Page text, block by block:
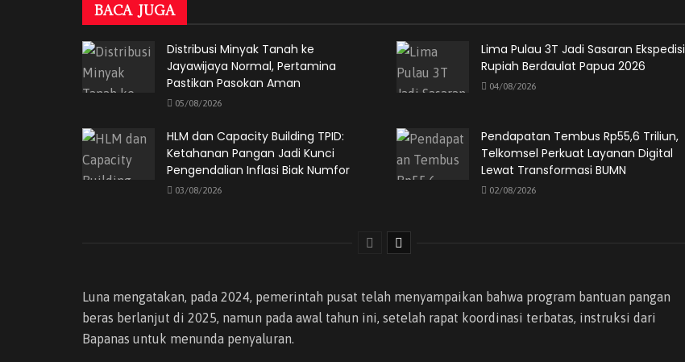
BACA JUGA
Distribusi Minyak Tanah ke
Jayawijaya Normal, Pertamina
Pastikan Pasokan Aman
05/08/2026
Lima Pulau 3T Jadi Sasaran Ekspedisi
Rupiah Berdaulat Papua 2026
04/08/2026
HLM dan Capacity Building TPID:
Ketahanan Pangan Jadi Kunci
Pengendalian Inflasi Biak Numfor
03/08/2026
Pendapatan Tembus Rp55,6 Triliun,
Telkomsel Perkuat Layanan Digital
Lewat Transformasi BUMN
02/08/2026
Luna mengatakan, pada 2024, pemerintah pusat telah menyampaikan bahwa program bantuan pangan
beras berlanjut di 2025, namun pada awal tahun ini, setelah rapat koordinasi terbatas, instruksi dari
Bapanas untuk menunda penyaluran.